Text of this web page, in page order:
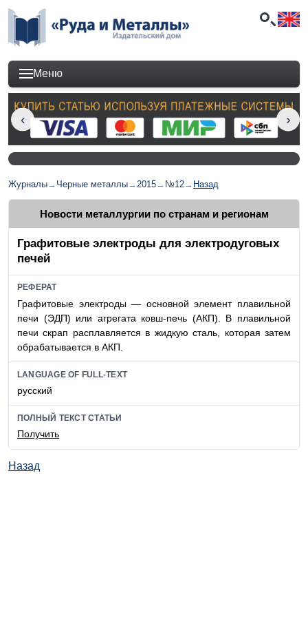
Меню
Журналы→ Черные металлы→2015→ №12→ Назад
Новости металлургии по странам и регионам
Графитовые электроды для электродуговых
печей
РЕФЕРАТ
Графитовые электроды — основной элемент плавильной
печи (ЭДП) или агрегата ковш-печь (АКП). В плавильной
печи скрап расплавляется в жидкую сталь, которая затем
обрабатывается в АКП.
LANGUAGE OF FULL-TEXT
русский
ПОЛНЫЙ ТЕКСТ СТАТЬИ
Получить
Назад